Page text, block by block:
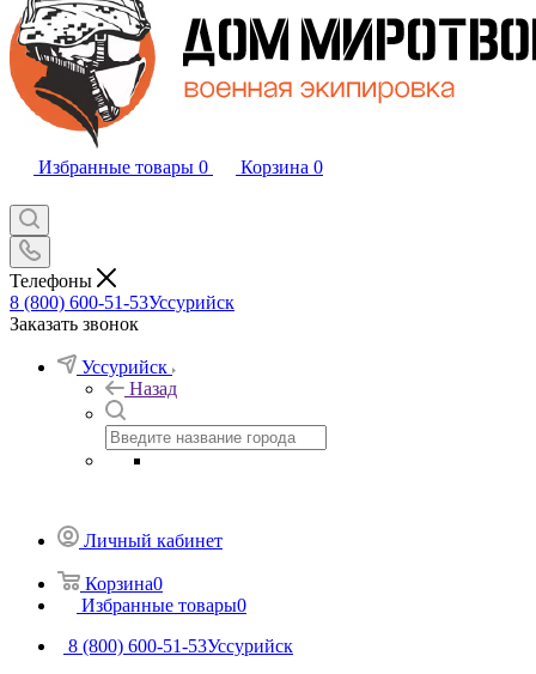
Избранные товары 0 Корзина 0
Телефоны
8 (800) 600-51-53Уссурийск
Заказать звонок
Уссурийск
Назад
Личный кабинет
Корзина0
Избранные товары0
8 (800) 600-51-53Уссурийск